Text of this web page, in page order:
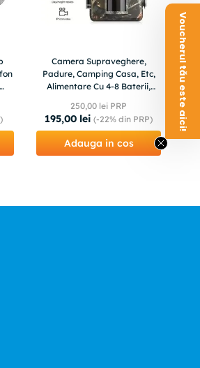
Camera Supraveghere,
Padure, Camping Casa, Etc,
Alimentare Cu 4-8 Baterii,
250,00 lei PRP
195,00 lei (-22% din PRP)
Adauga in cos
Voucherul tău este aici!